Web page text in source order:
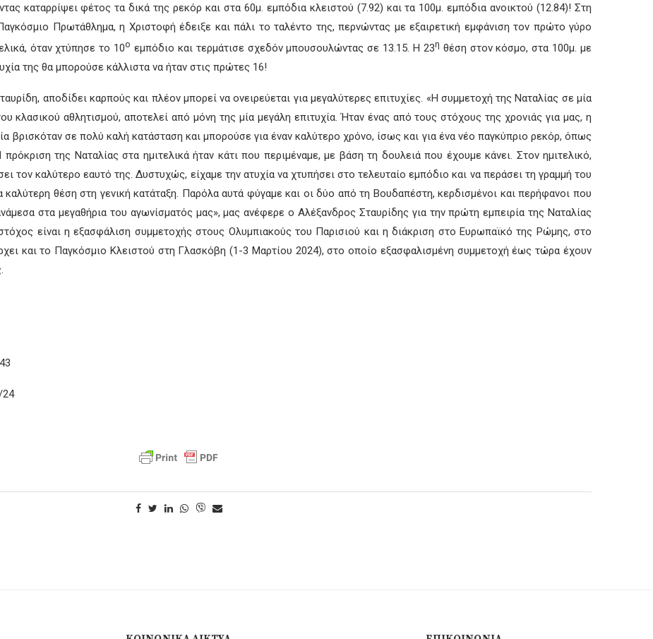
καταρρίψει φέτος τα δικά της ρεκόρ και στα 60μ. εμπόδια κλειστού (7.92) και τα 100μ. εμπόδια ανοικτού (12.84)! Στη
Πρωτάθλημα, η Χριστοφή έδειξε και πάλι το ταλέντο της, περνώντας με εξαιρετική εμφάνιση τον πρώτο γύρο
όταν χτύπησε το 10ο εμπόδιο και τερμάτισε σχεδόν μπουσουλώντας σε 13.15. Η 23η θέση στον κόσμο, στα 100μ. με
της θα μπορούσε κάλλιστα να ήταν στις πρώτες 16!
αποδίδει καρπούς και πλέον μπορεί να ονειρεύεται για μεγαλύτερες επιτυχίες. «Η συμμετοχή της Ναταλίας σε μία
κλασικού αθλητισμού, αποτελεί από μόνη της μία μεγάλη επιτυχία. Ήταν ένας από τους στόχους της χρονιάς για μας, η
σε πολύ καλή κατάσταση και μπορούσε για έναν καλύτερο χρόνο, ίσως και για ένα νέο παγκύπριο ρεκόρ, όπως
της Ναταλίας στα ημιτελικά ήταν κάτι που περιμέναμε, με βάση τη δουλειά που έχουμε κάνει. Στον ημιτελικό,
τον καλύτερο εαυτό της. Δυστυχώς, είχαμε την ατυχία να χτυπήσει στο τελευταίο εμπόδιο και να περάσει τη γραμμή του
θέση στη γενική κατάταξη. Παρόλα αυτά φύγαμε και οι δύο από τη Βουδαπέστη, κερδισμένοι και περήφανοι που
στα μεγαθήρια του αγωνίσματός μας», μας ανέφερε ο Αλέξανδρος Σταυρίδης για την πρώτη εμπειρία της Ναταλίας
είναι η εξασφάλιση συμμετοχής στους Ολυμπιακούς του Παρισιού και η διάκριση στο Ευρωπαϊκό της Ρώμης, στο
και το Παγκόσμιο Κλειστού στη Γλασκόβη (1-3 Μαρτίου 2024), στο οποίο εξασφαλισμένη συμμετοχή έως τώρα έχουν